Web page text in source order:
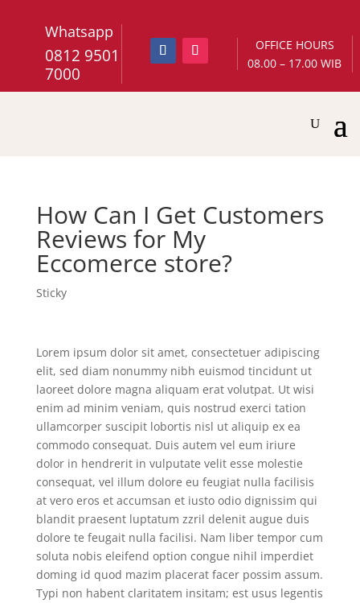
Whatsapp
0812 9501
7000
OFFICE HOURS
08.00 – 17.00 WIB
How Can I Get Customers
Reviews for My
Eccomerce store?
Sticky
Lorem ipsum dolor sit amet, consectetuer adipiscing
elit, sed diam nonummy nibh euismod tincidunt ut
laoreet dolore magna aliquam erat volutpat. Ut wisi
enim ad minim veniam, quis nostrud exerci tation
ullamcorper suscipit lobortis nisl ut aliquip ex ea
commodo consequat. Duis autem vel eum iriure
dolor in hendrerit in vulputate velit esse molestie
consequat, vel illum dolore eu feugiat nulla facilisis
at vero eros et accumsan et iusto odio dignissim qui
blandit praesent luptatum zzril delenit augue duis
dolore te feugait nulla facilisi. Nam liber tempor cum
soluta nobis eleifend option congue nihil imperdiet
doming id quod mazim placerat facer possim assum.
Typi non habent claritatem insitam; est usus legentis